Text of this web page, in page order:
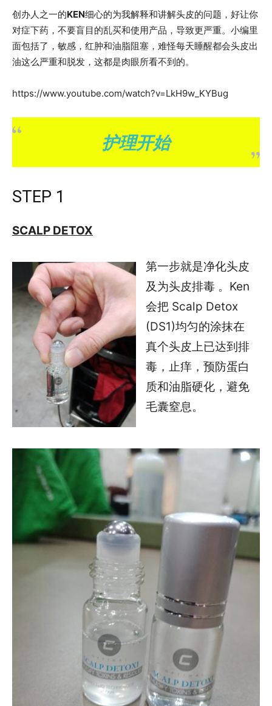
创办人之一的KEN细心的为我解释和讲解头皮的问题，好让你
对症下药，不要盲目的乱买和使用产品，导致更严重。小编里
面包括了，敏感，红肿和油脂阻塞，难怪每天睡醒都会头皮出
油这么严重和脱发，这都是肉眼所看不到的。
https://www.youtube.com/watch?v=LkH9w_KYBug
护理开始
STEP 1
SCALP DETOX
第一步就是净化头皮
及为头皮排毒 。Ken
会把 Scalp Detox
(DS1)均匀的涂抹在
真个头皮上已达到排
毒，止痒，预防蛋白
质和油脂硬化，避免
毛囊窒息。